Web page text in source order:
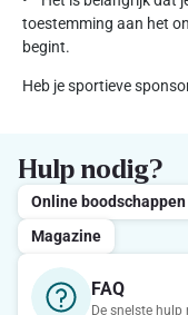
toestemming aan het
begint.
Heb je sportieve
Hulp nodig?
Online boodschappen
Magazine
FAQ
De snelste hulp